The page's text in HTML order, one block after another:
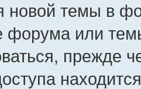
новой темы в
форума или
прежде